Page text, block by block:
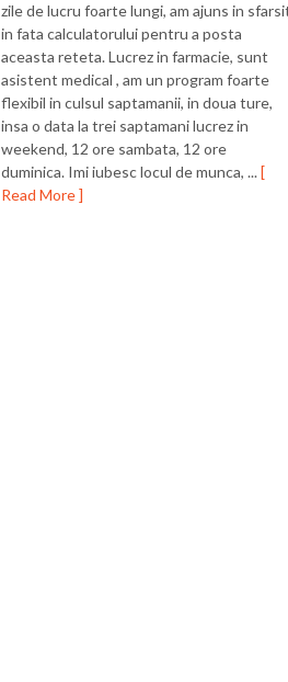
zile de lucru foarte lungi, am ajuns in
in fata calculatorului pentru a posta
aceasta reteta. Lucrez in farmacie, sunt
asistent medical , am un program foarte
flexibil in culsul saptamanii, in doua ture,
insa o data la trei saptamani lucrez in
weekend, 12 ore sambata, 12 ore
duminica. Imi iubesc locul de munca, ...[
Read More ]